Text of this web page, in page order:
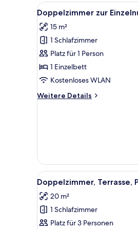
Alle
Fotos
für
Doppelzimmer
zur
Einzelnutzung,
Poolblick
7
Doppelzimmer zur
15 m²
1 Schlafzimmer
Platz für 1 Person
1 Einzelbett
Kostenloses WLAN
Weitere Details
Weitere
Alle
Fotos
für
Doppelzimmer,
Terrasse,
6
Doppelzimmer, Terrasse,
20 m²
1 Schlafzimmer
Platz für 3 Personen